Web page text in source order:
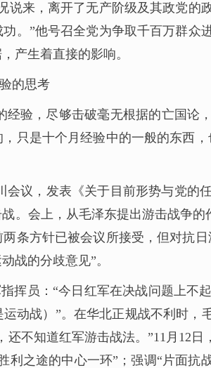
说来，离开了无产阶级及其政党
。”他号召全党为争取千百万群
产生着直接的影响。
的思考
经验，尽够击破毫无根据的亡国
只是十个月经验中的一般的东西
会议，发表《关于目前形势与党
。会上，从毛泽东提出游击战争
条方针已被会议所接受，但对抗
战的分歧意见”。
挥员：“今日红军在决战问题上
动战）”。在华北正规战不利时
不知道红军游击战法。”11月12
利之途的中心一环”；强调“片面